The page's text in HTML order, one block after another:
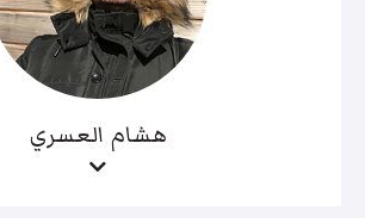
هشام العسري